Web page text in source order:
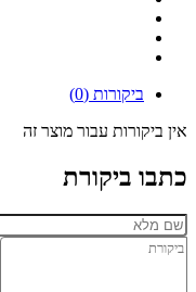
ביקורות (0)
אין ביקורות עבור מוצר זה
כתבו ביקורת